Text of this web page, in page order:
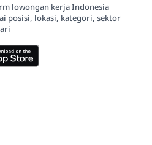
lowongan kerja Indonesia
posisi, lokasi, kategori, sektor